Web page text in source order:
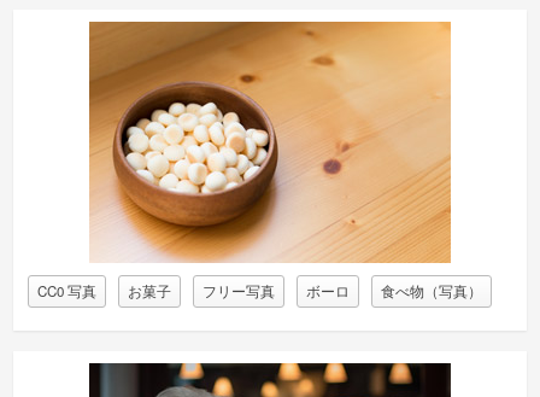
CC0 写真 お菓子 フリー写真 ボーロ 食べ物（写真）